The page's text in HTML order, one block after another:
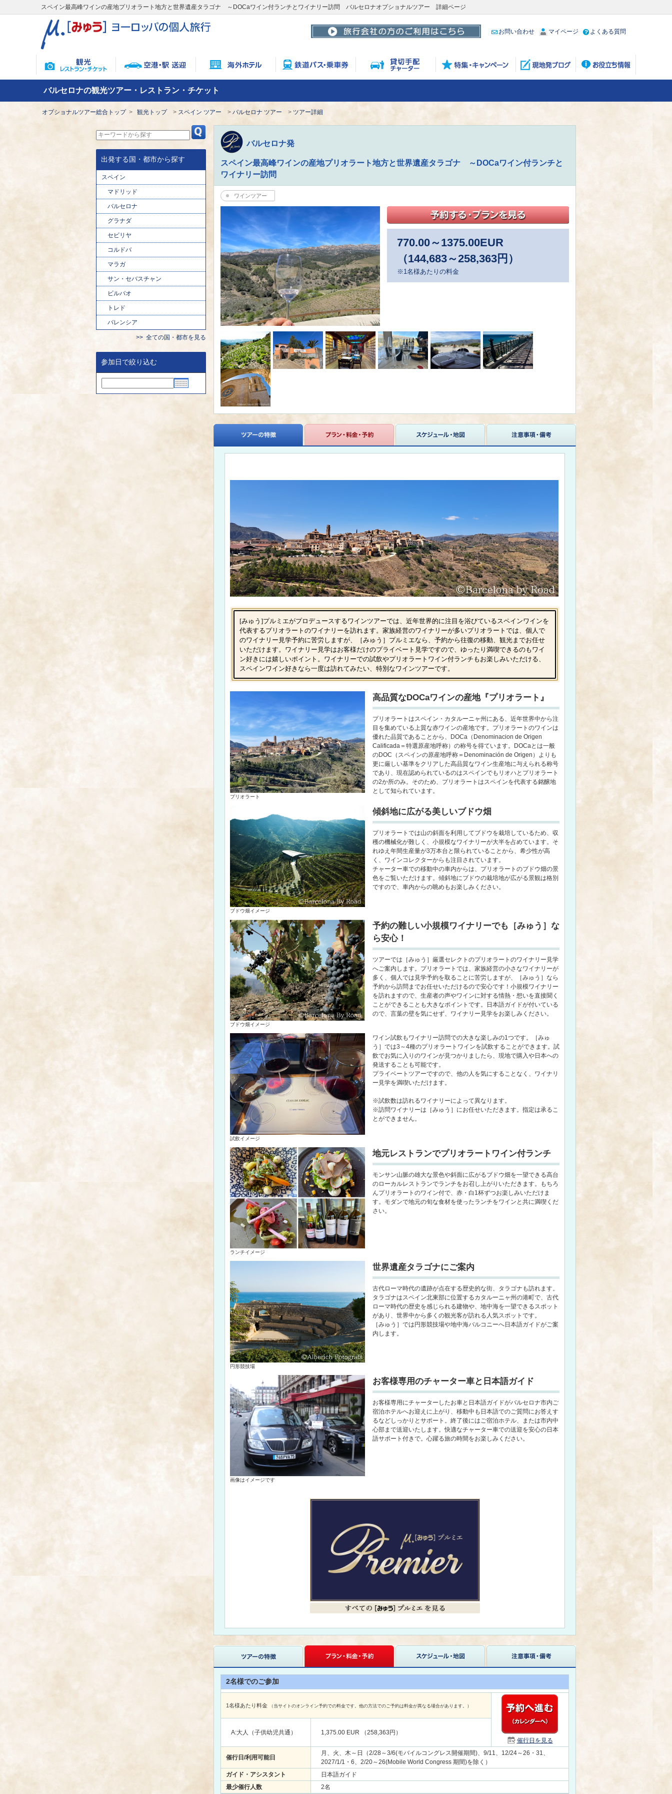
スペイン最高峰ワインの産地プリオラート地方と世界遺産タラゴナ ～DOCaワイン付ランチとワイナリー訪問 バルセロナオプショナルツアー 詳細ページ
お問い合わせ マイページ よくある質問
バルセロナの観光ツアー・レストラン・チケット
オプショナルツアー総合トップ 観光トップ スペイン ツアー バルセロナ ツアー ツアー詳細
出発する国・都市から探す
スペイン
マドリッド
バルセロナ
グラナダ
セビリヤ
コルドバ
マラガ
サン・セバスチャン
ビルバオ
トレド
バレンシア
全ての国・都市を見る
参加日で絞り込む
バルセロナ発
スペイン最高峰ワインの産地プリオラート地方と世界遺産タラゴナ ～DOCaワイン付ランチと
ワイナリー訪問
ワインツアー
770.00～ 1375.00EUR
（144,683～258,363円）
※1名様あたりの料金
[みゅう]プルミエがプロデュースするワインツアーでは、近年世界的に注目を浴びているスペインワインを
代表するプリオラートのワイナリーを訪れます。家族経営のワイナリーが多いプリオラートでは、個人で
のワイナリー見学予約に苦労しますが、［みゅう］プルミエなら、予約から往復の移動、観光までお任せ
いただけます。ワイナリー見学はお客様だけのプライベート見学ですので、ゆったり満喫できるのもワイ
ン好きには嬉しいポイント。ワイナリーでの試飲やプリオラートワイン付ランチもお楽しみいただける、
スペインワイン好きなら一度は訪れてみたい、特別なワインツアーです。
プリオラート
高品質なDOCaワインの産地『プリオラート』
プリオラートはスペイン・カタルーニャ州にある、近年世界中から注
目を集めている上質な赤ワインの産地です。プリオラートのワインは
優れた品質であることから、DOCa（Denominacion de Origen
Calificada＝特選原産地呼称）の称号を得ています。DOCaとは一般
のDOC（スペインの原産地呼称＝Denominación de Origen）よりも
更に厳しい基準をクリアした高品質なワイン生産地に与えられる称号
であり、現在認められているのはスペインでもリオハとプリオラート
の2か所のみ。そのため、プリオラートはスペインを代表する銘醸地
として知られています。
ブドウ畑イメージ
傾斜地に広がる美しいブドウ畑
プリオラートでは山の斜面を利用してブドウを栽培しているため、収
穫の機械化が難しく、小規模なワイナリーが大半を占めています。そ
れゆえ年間生産量が3万本台と限られていることから、希少性が高
く、ワインコレクターからも注目されています。
チャーター車での移動中の車内からは、プリオラートのブドウ畑の景
色をご覧いただけます。傾斜地にブドウの栽培地が広がる景観は格別
ですので、車内からの眺めもお楽しみください。
ブドウ畑イメージ
予約の難しい小規模ワイナリーでも［みゅう］な
ら安心！
ツアーでは［みゅう］厳選セレクトのプリオラートのワイナリー見学
へご案内します。プリオラートでは、家族経営の小さなワイナリーが
多く、個人では見学予約を取ることに苦労しますが、［みゅう］なら
予約から訪問までお任せいただけるので安心です！小規模ワイナリー
を訪れますので、生産者の声やワインに対する情熱・想いを直接聞く
ことができることも大きなポイントです。日本語ガイドが付いている
ので、言葉の壁を気にせず、ワイナリー見学をお楽しみください。
試飲イメージ
ワイン試飲もワイナリー訪問での大きな楽しみの1つです。［みゅ
う］では3～4種のプリオラートワインを試飲することができます。試
飲でお気に入りのワインが見つかりましたら、現地で購入や日本への
発送することも可能です。
プライベートツアーですので、他の人を気にすることなく、ワイナリ
ー見学を満喫いただけます。
※試飲数は訪れるワイナリーによって異なります。
※訪問ワイナリーは［みゅう］にお任せいただきます。指定は承るこ
とができません。
ランチイメージ
地元レストランでプリオラートワイン付ランチ
モンサン山脈の雄大な景色や斜面に広がるブドウ畑を一望できる高台
のローカルレストランでランチをお召し上がりいただきます。もちろ
んプリオラートのワイン付で、赤・白1杯ずつお楽しみいただけま
す。モダンで地元の旬な食材を使ったランチをワインと共に満喫くだ
さい。
円形競技場
世界遺産タラゴナにご案内
古代ローマ時代の遺跡が点在する歴史的な街、タラゴナも訪れます。
タラゴナはスペイン北東部に位置するカタルーニャ州の港町で、古代
ローマ時代の歴史を感じられる建物や、地中海を一望できるスポット
があり、世界中から多くの観光客が訪れる人気スポットです。
［みゅう］では円形競技場や地中海バルコニーへ日本語ガイドがご案
内します。
画像はイメージです
お客様専用のチャーター車と日本語ガイド
お客様専用にチャーターしたお車と日本語ガイドがバルセロナ市内ご
宿泊ホテルへお迎えに上がり、移動中も日本語でのご質問にお答えす
るなどしっかりとサポート。終了後にはご宿泊ホテル、または市内中
心部まで送迎いたします。快適なチャーター車での送迎を安心の日本
語サポート付きで。心躍る旅の時間をお楽しみください。
2名様でのご参加
1名様あたり料金 （当サイトのオンライン予約での料金です。他の方法でのご予約は料金が異なる場合があります。）
催行日を見る
A:大人（子供幼児共通） 1,375.00 EUR （258,363円）
催行日/利用可能日
月、火、木～日（2/28～3/6(モバイルコングレス開催期間)、9/11、12/24～26・31、
2027/1/1・6、2/20～26(Mobile World Congress 期間)を除く）
ガイド・アシスタント
日本語ガイド
最少催行人数
2名